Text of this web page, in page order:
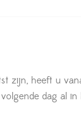
zijn, heeft u
dag al in